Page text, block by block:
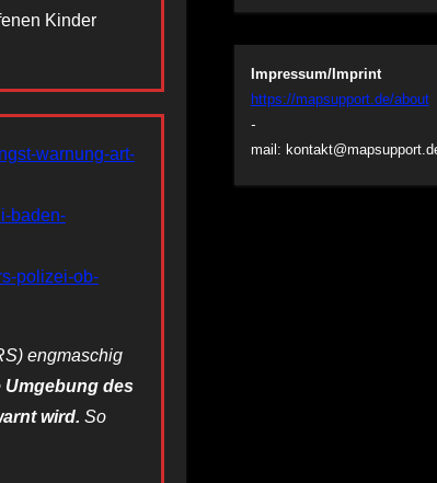
Kinder
warnung-art-
baden-
polizei-ob-
engmaschig
Umgebung des
wird. So
Impressum/Imprint
https://mapsupport.de/about
-
mail: